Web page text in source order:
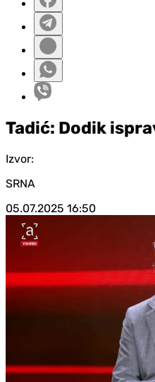
Tadić: Dodik
Izvor:
SRNA
05.07.2025 16:50